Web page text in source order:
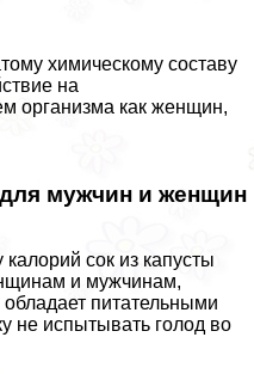
химическому составу
на
организма как женщин,
мужчин и женщин
сок из капусты
и мужчинам,
питательными
не испытывать голод во